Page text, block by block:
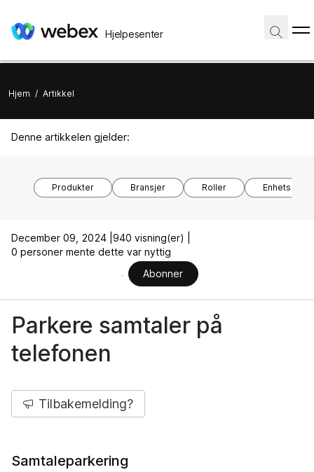
Hjelpesenter
Hjem / Artikkel
Denne artikkelen gjelder:
Produkter Bransjer Roller
December 09, 2024 | 940 visning(er) |
0 personer mente dette var nyttig
Abonner
Parkere samtaler på
telefonen
Tilbakemelding?
Samtaleparkering